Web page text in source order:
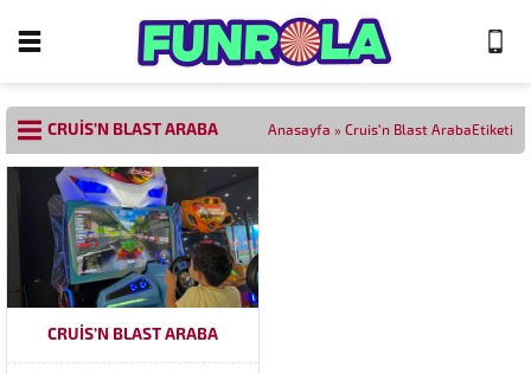
CRUIS’N BLAST ARABA Anasayfa » Cruis’n Blast ArabaEtiketi
CRUIS’N BLAST ARABA